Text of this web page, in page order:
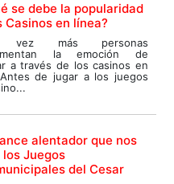
se debe la popularidad
Casinos en línea?
vez más personas
la emoción de
a través de los casinos en
de jugar a los juegos
alentador que nos
los Juegos
del Cesar